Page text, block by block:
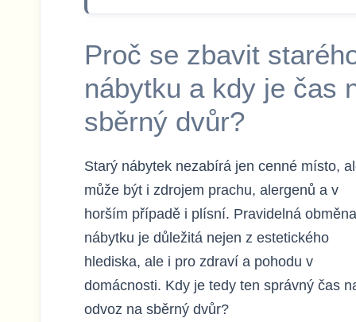
Proč se zbavit
nábytku a kdy je čas
sběrný dvůr?
Starý nábytek nezabírá jen cenné místo,
může být i zdrojem prachu, alergenů a v
horším případě i plísní. Pravidelná obměna
nábytku je důležitá nejen z estetického
hlediska, ale i pro zdraví a pohodu v
domácnosti. Kdy je tedy ten správný čas
odvoz na sběrný dvůr?